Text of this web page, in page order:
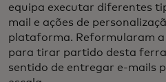
equipa executar diferentes
mail e ações de
plataforma. Reformularam a
para tirar partido desta
sentido de entregar e-mails